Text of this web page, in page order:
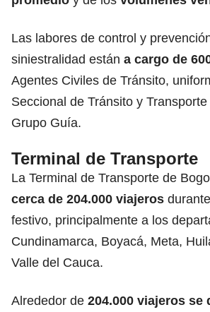
Las labores de control y
siniestralidad están a cargo de
Agentes Civiles de Tránsito,
Seccional de Tránsito y
Grupo Guía.
Terminal de Transporte
La Terminal de Transporte de
cerca de 204.000 viajeros
festivo, principalmente a los
Cundinamarca, Boyacá, Meta,
Valle del Cauca.
Alrededor de 204.000 viajeros se